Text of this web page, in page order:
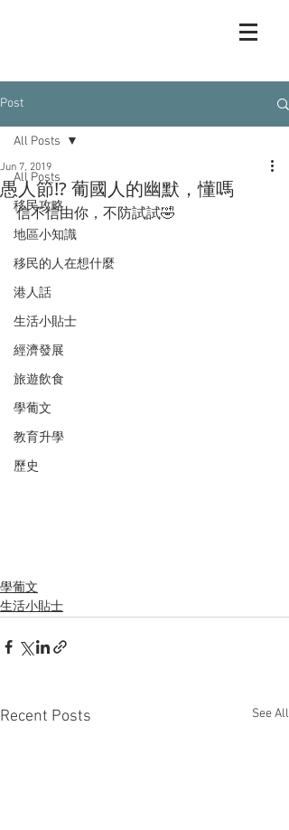
Post
All Posts
移民攻略
地區小知識
移民的人在想什麼
港人話
生活小貼士
經濟發展
旅遊飲食
學葡文
教育升學
歷史
All Posts
愚人節⁉️ 葡國人的幽默，懂嗎
Jun 7, 2019
信不信由你，不防試試🤣
學葡文
生活小貼士
Recent Posts See All